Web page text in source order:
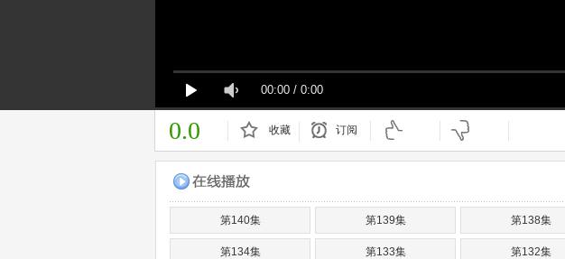
00:00 / 0:00
0.0 收藏 订阅
第140集 第139集 第138集
第134集 第133集 第132集